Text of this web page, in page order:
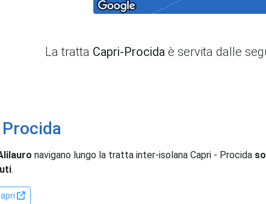
La tratta Capri-Procidaè servita dalle
navigano lungo la tratta inter-isolana Capri - Procida
.